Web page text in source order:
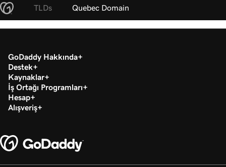
TLDs Quebec Domain
GoDaddy Hakkında
Destek
Kaynaklar
İş Ortağı Programları
Hesap
Alışveriş